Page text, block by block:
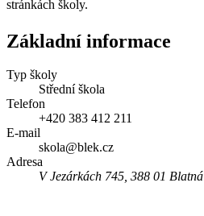
stránkách školy.
Základní informace
Typ školy
Střední škola
Telefon
+420 383 412 211
E-mail
skola@blek.cz
Adresa
V Jezárkách 745, 388 01 Blatná